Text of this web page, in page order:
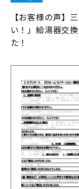
【お客様の声】
い！」給湯器交
た！